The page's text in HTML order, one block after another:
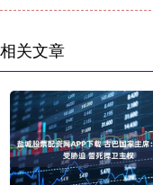
相关文章